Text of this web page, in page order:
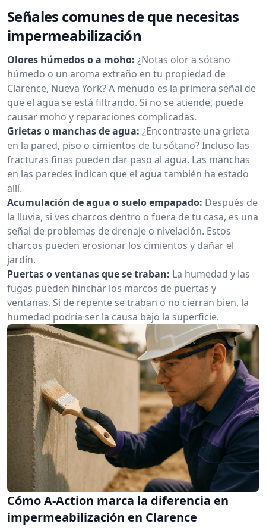
Señales comunes de que necesitas
impermeabilización
Olores húmedos o a moho: ¿Notas olor a sótano
húmedo o un aroma extraño en tu propiedad de
Clarence, Nueva York? A menudo es la primera señal de
que el agua se está filtrando. Si no se atiende, puede
causar moho y reparaciones complicadas.
Grietas o manchas de agua: ¿Encontraste una grieta
en la pared, piso o cimientos de tu sótano? Incluso las
fracturas finas pueden dar paso al agua. Las manchas
en las paredes indican que el agua también ha estado
allí.
Acumulación de agua o suelo empapado: Después de
la lluvia, si ves charcos dentro o fuera de tu casa, es una
señal de problemas de drenaje o nivelación. Estos
charcos pueden erosionar los cimientos y dañar el
jardín.
Puertas o ventanas que se traban: La humedad y las
fugas pueden hinchar los marcos de puertas y
ventanas. Si de repente se traban o no cierran bien, la
humedad podría ser la causa bajo la superficie.
Cómo A-Action marca la diferencia en
impermeabilización en Clarence